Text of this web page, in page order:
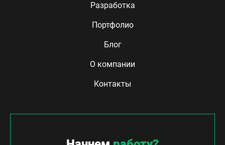
Разработка
Портфолио
Блог
О компании
Контакты